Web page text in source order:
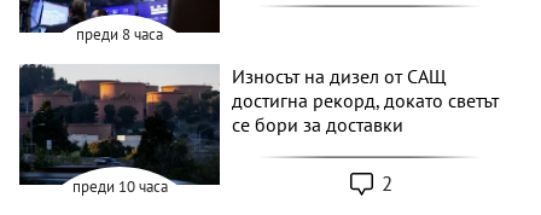
преди 8 часа
преди 10 часа
Износът на дизел от САЩ
достигна рекорд, докато светът
се бори за доставки
2